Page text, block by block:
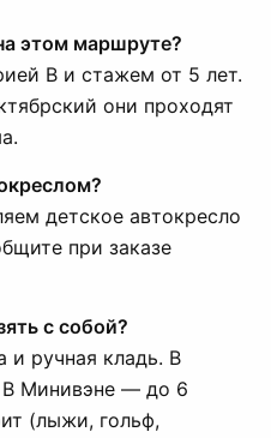
этом маршруте?
B и стажем от 5 лет.
они проходят
детское автокресло
при заказе
с собой?
ручная кладь. В
Минивэне — до 6
(лыжи, гольф,